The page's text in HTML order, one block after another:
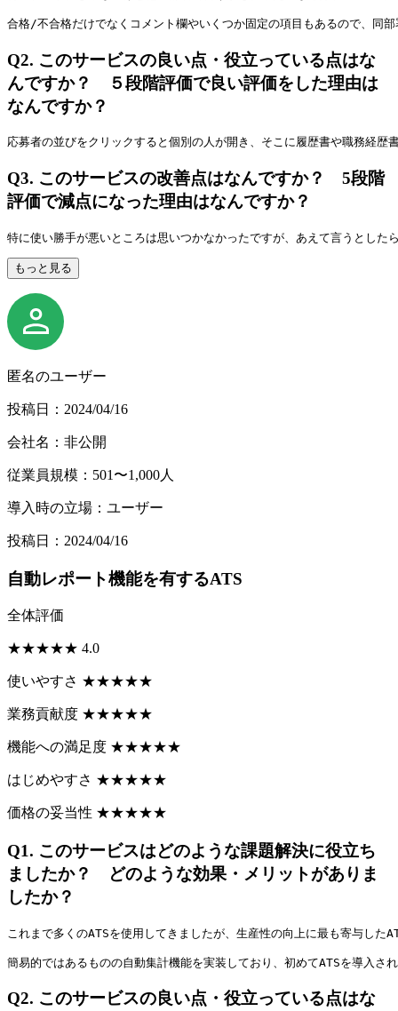
合格/不合格だけでなくコメント欄やいくつか固定の項目もあるので、同
Q2. このサービスの良い点・役立っている点はな
んですか？ ５段階評価で良い評価をした理由は
なんですか？
応募者の並びをクリックすると個別の人が開き、そこに履歴書や職務経
Q3. このサービスの改善点はなんですか？ 5段階
評価で減点になった理由はなんですか？
特に使い勝手が悪いところは思いつかなかったですが、あえて言うとし
もっと見る
匿名のユーザー
投稿日：2024/04/16
会社名：非公開
従業員規模：501〜1,000人
導入時の立場：ユーザー
投稿日：2024/04/16
自動レポート機能を有するATS
全体評価
★★★★★ 4.0
使いやすさ ★★★★★
業務貢献度 ★★★★★
機能への満足度 ★★★★★
はじめやすさ ★★★★★
価格の妥当性 ★★★★★
Q1. このサービスはどのような課題解決に役立ち
ましたか？ どのような効果・メリットがありま
したか？
これまで多くのATSを使用してきましたが、生産性の向上に最も寄与した
簡易的ではあるものの自動集計機能を実装しており、初めてATSを導入さ
Q2. このサービスの良い点・役立っている点はな